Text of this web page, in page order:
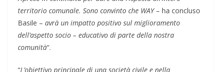
territorio comunale. Sono convinto che WAY– ha concluso
Basile – avrà un impatto positivo sul miglioramento
dell’aspetto socio – educativo di parte della nostra
comunità“.
“L’obiettivo principale di una società civile e nella